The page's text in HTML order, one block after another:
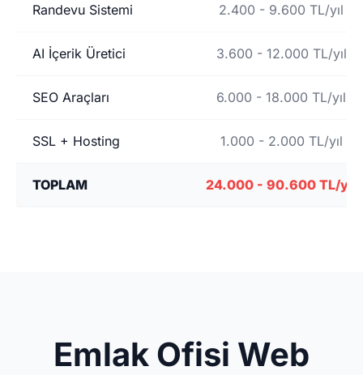
Randevu Sistemi 2.400 - 9.600 TL/yıl
AI İçerik Üretici 3.600 - 12.000 TL/yıl
SEO Araçları 6.000 - 18.000 TL/yıl
SSL + Hosting 1.000 - 2.000 TL/yıl
TOPLAM 24.000 - 90.600 TL/yıl
Emlak Ofisi Web